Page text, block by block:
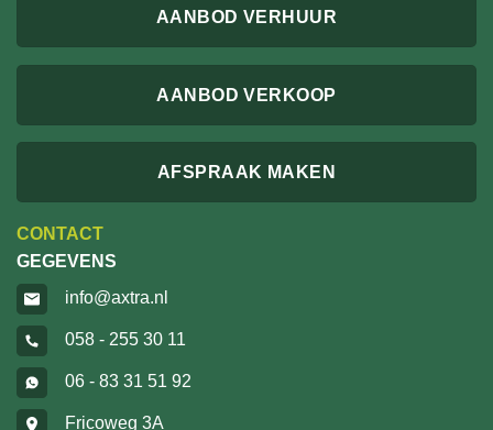
AANBOD VERHUUR
AANBOD VERKOOP
AFSPRAAK MAKEN
CONTACT
GEGEVENS
info@axtra.nl
058 - 255 30 11
06 - 83 31 51 92
Fricoweg 3A